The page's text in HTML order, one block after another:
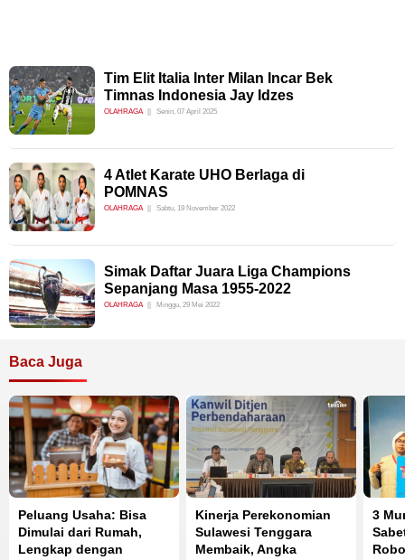
Tim Elit Italia Inter Milan Incar Bek
Timnas Indonesia Jay Idzes
OLAHRAGA Senin, 07 April 2025
4 Atlet Karate UHO Berlaga di
POMNAS
OLAHRAGA Sabtu, 19 November 2022
Simak Daftar Juara Liga Champions
Sepanjang Masa 1955-2022
OLAHRAGA Minggu, 29 Mei 2022
Baca Juga
Peluang Usaha: Bisa
Dimulai dari Rumah,
Lengkap dengan
Kinerja Perekonomian
Sulawesi Tenggara
Membaik, Angka
3